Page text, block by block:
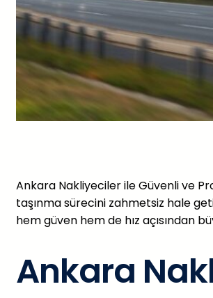
Ankara Nakliyeciler ile Güvenli ve
taşınma sürecini zahmetsiz hale
hem güven hem de hız açısından
Ankara